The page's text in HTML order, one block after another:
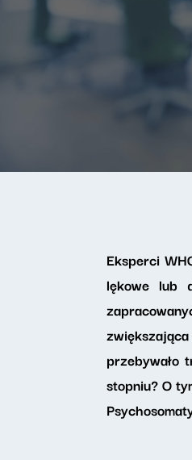
Eksperci
lękowe lub
przebywało
stopniu? O